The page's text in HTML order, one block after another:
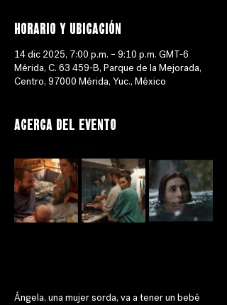
Horario y ubicación
14 dic 2025, 7:00 p.m. – 9:10 p.m. GMT-6
Mérida, C. 63 459-B, Parque de la Mejorada,
Centro, 97000 Mérida, Yuc., México
Acerca del evento
Ángela, una mujer sorda, va a tener un bebé